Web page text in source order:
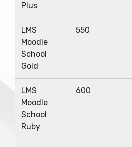
Plus
LMS
Moodle
School
Gold
550
LMS
Moodle
School
Ruby
600